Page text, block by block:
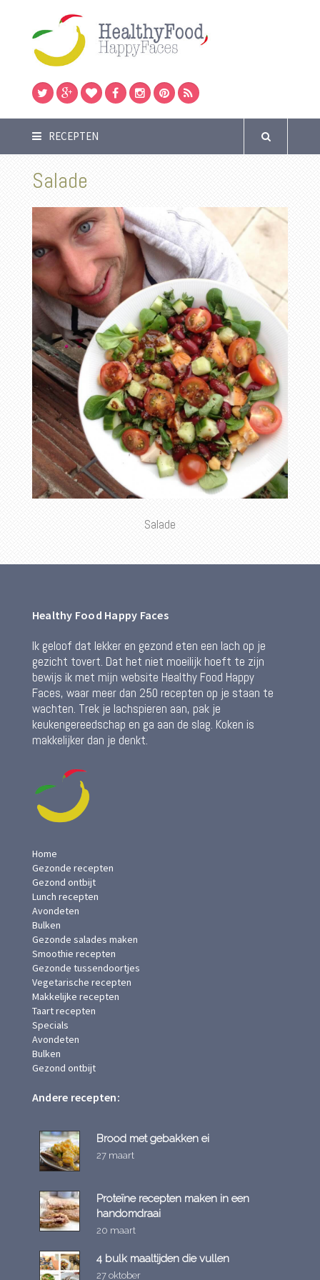
RECEPTEN
Salade
Salade
Healthy Food Happy Faces
Ik geloof dat lekker en gezond eten een lach op je
gezicht tovert. Dat het niet moeilijk hoeft te zijn
bewijs ik met mijn website Healthy Food Happy
Faces, waar meer dan 250 recepten op je staan te
wachten. Trek je lachspieren aan, pak je
keukengereedschap en ga aan de slag. Koken is
makkelijker dan je denkt.
Home
Gezonde recepten
Gezond ontbijt
Lunch recepten
Avondeten
Bulken
Gezonde salades maken
Smoothie recepten
Gezonde tussendoortjes
Vegetarische recepten
Makkelijke recepten
Taart recepten
Specials
Avondeten
Bulken
Gezond ontbijt
Andere recepten:
Brood met gebakken ei
27 maart
Proteïne recepten maken in een
handomdraai
20 maart
4 bulk maaltijden die vullen
27 oktober